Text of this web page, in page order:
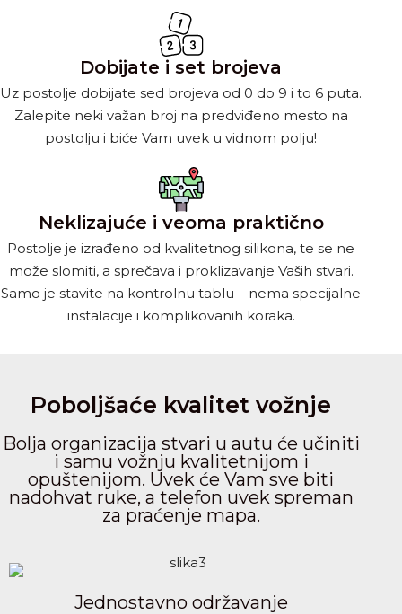
Dobijate i set brojeva
Uz postolje dobijate sed brojeva od 0 do 9 i to 6 puta.
Zalepite neki važan broj na predviđeno mesto na
postolju i biće Vam uvek u vidnom polju!
Neklizajuće i veoma praktično
Postolje je izrađeno od kvalitetnog silikona, te se ne
može slomiti, a sprečava i proklizavanje Vaših stvari.
Samo je stavite na kontrolnu tablu – nema specijalne
instalacije i komplikovanih koraka.
Poboljšaće kvalitet vožnje
Bolja organizacija stvari u autu će učiniti
i samu vožnju kvalitetnijom i
opuštenijom. Uvek će Vam sve biti
nadohvat ruke, a telefon uvek spreman
za praćenje mapa.
Jednostavno održavanje